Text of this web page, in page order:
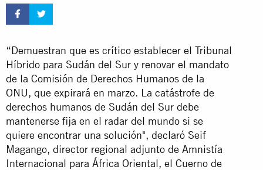
“Demuestran que es crítico establecer el Tribunal
Híbrido para Sudán del Sur y renovar el mandato
de la Comisión de Derechos Humanos de la
ONU, que expirará en marzo. La catástrofe de
derechos humanos de Sudán del Sur debe
mantenerse fija en el radar del mundo si se
quiere encontrar una solución", declaró Seif
Magango, director regional adjunto de Amnistía
Internacional para África Oriental, el Cuerno de